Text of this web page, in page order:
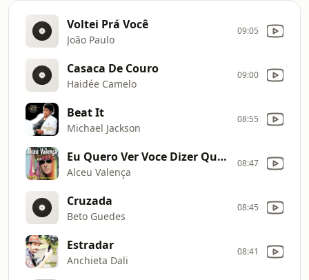
Voltei Prá Você
João Paulo
09:05
Casaca De Couro
Haidée Camelo
09:00
Beat It
Michael Jackson
08:55
Eu Quero Ver Voce Dizer Que Eu Sou Ruim
Alceu Valença
08:47
Cruzada
Beto Guedes
08:45
Estradar
Anchieta Dali
08:41